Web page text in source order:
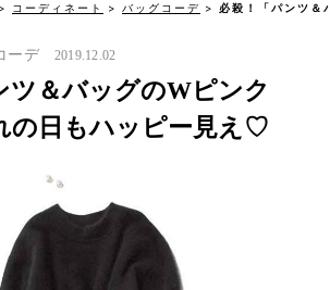
コーディネート バッグコーデ 必殺！「パンツ＆
ーデ 2019.12.02
ツ＆バッグのWピンク
の日もハッピー見え♡